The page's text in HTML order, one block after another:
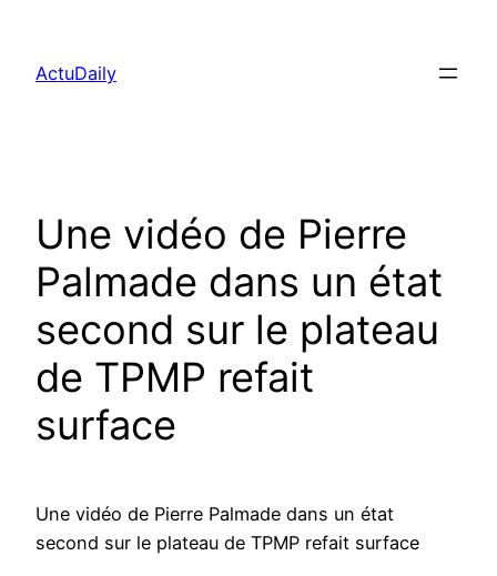
contenu
ActuDaily
Une vidéo de Pierre
Palmade dans un état
second sur le plateau
de TPMP refait
surface
Une vidéo de Pierre Palmade dans un état
second sur le plateau de TPMP refait surface